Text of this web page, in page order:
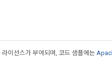
라이선스가 부여되며, 코드 샘플에는